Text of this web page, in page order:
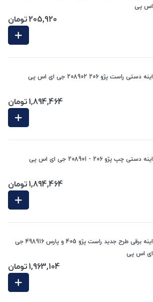
اس پی
205,920تومان
اینه دستی راست پژو 206 208902 جی ای اس پی
1,894,464تومان
اینه دستی چپ پژو 206 - 208901 جی ای اس پی
1,894,464تومان
اینه برقی طرح جدید راست پژو 405 و پارس 498916 جی
ای اس پی
1,963,104تومان